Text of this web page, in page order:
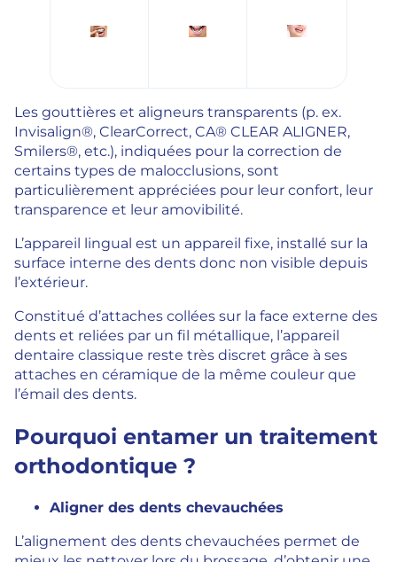
Les gouttières et aligneurs transparents (p. ex.
Invisalign®, ClearCorrect, CA® CLEAR ALIGNER,
Smilers®, etc.), indiquées pour la correction de
certains types de malocclusions, sont
particulièrement appréciées pour leur confort, leur
transparence et leur amovibilité.
L’appareil lingual est un appareil fixe, installé sur la
surface interne des dents donc non visible depuis
l’extérieur.
Constitué d’attaches collées sur la face externe des
dents et reliées par un fil métallique, l’appareil
dentaire classique reste très discret grâce à ses
attaches en céramique de la même couleur que
l’émail des dents.
Pourquoi entamer un traitement
orthodontique ?
Aligner des dents chevauchées
L’alignement des dents chevauchées permet de